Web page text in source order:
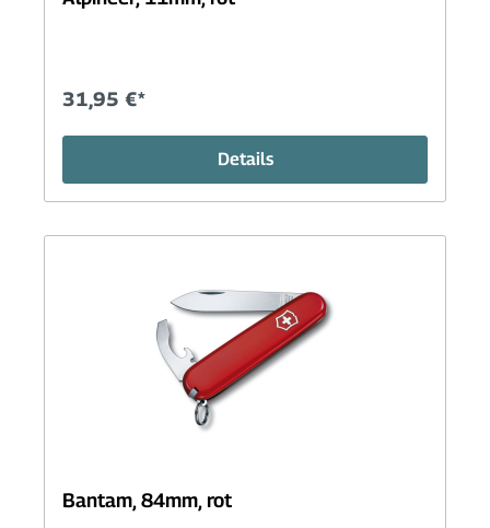
31,95 €*
Details
Bantam, 84mm, rot